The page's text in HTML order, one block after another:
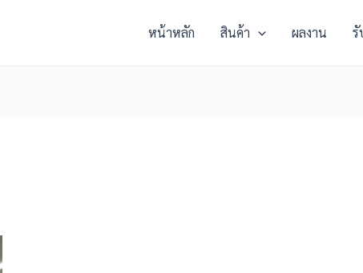
หน้าหลัก สินค้า ผลงาน รั